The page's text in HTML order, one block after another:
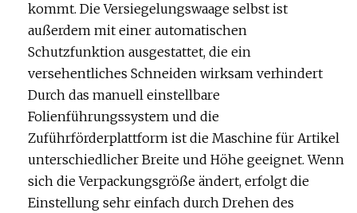
kommt. Die Versiegelungswaage selbst ist
außerdem mit einer automatischen
Schutzfunktion ausgestattet, die ein
versehentliches Schneiden wirksam verhindert
Durch das manuell einstellbare
Folienführungssystem und die
Zuführförderplattform ist die Maschine für Artikel
unterschiedlicher Breite und Höhe geeignet. Wenn
sich die Verpackungsgröße ändert, erfolgt die
Einstellung sehr einfach durch Drehen des